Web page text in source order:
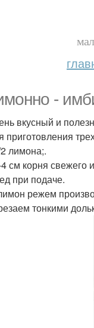
-
вкусный и
приготовления
лимона;.
см корня свежего
при подаче.
режем
тонкими